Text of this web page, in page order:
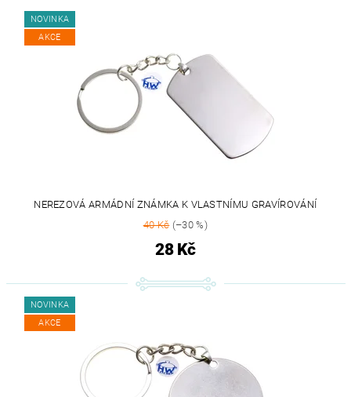
NOVINKA
AKCE
NEREZOVÁ ARMÁDNÍ ZNÁMKA K VLASTNÍMU GRAVÍROVÁNÍ
40 Kč(–30 %)
28 Kč
NOVINKA
AKCE